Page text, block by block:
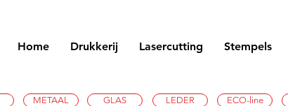
Home Drukkerij Lasercutting Stempels
METAAL GLAS LEDER ECO-line